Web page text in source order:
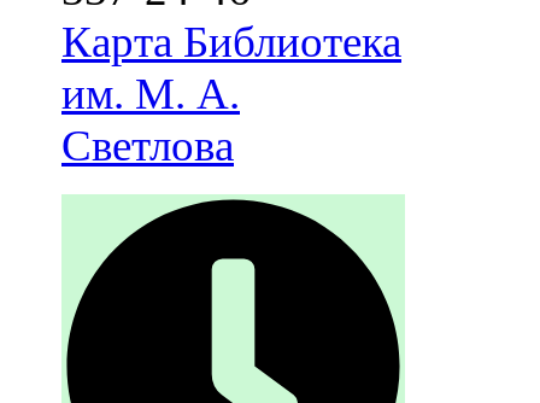
Карта Библиотека
им. М. А.
Светлова